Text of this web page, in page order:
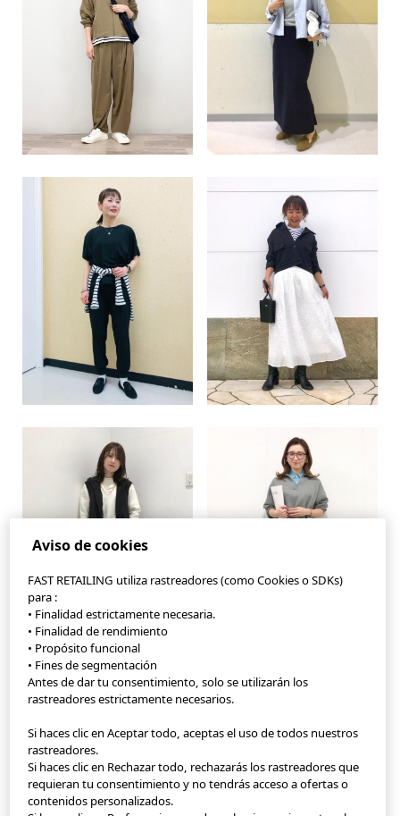
StyleHint App
Condiciones de uso
Aviso de cookies
FAST RETAILING utiliza rastreadores (como Cookies o SDKs)
para :
• Finalidad estrictamente necesaria.
• Finalidad de rendimiento
• Propósito funcional
• Fines de segmentación
Antes de dar tu consentimiento, solo se utilizarán los
rastreadores estrictamente necesarios.
Si haces clic en Aceptar todo, aceptas el uso de todos nuestros
rastreadores.
Si haces clic en Rechazar todo, rechazarás los rastreadores que
requieran tu consentimiento y no tendrás acceso a ofertas o
contenidos personalizados.